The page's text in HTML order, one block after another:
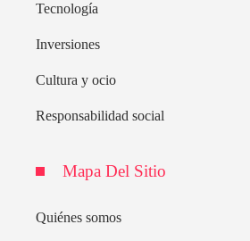
Tecnología
Inversiones
Cultura y ocio
Responsabilidad social
Mapa Del Sitio
Quiénes somos